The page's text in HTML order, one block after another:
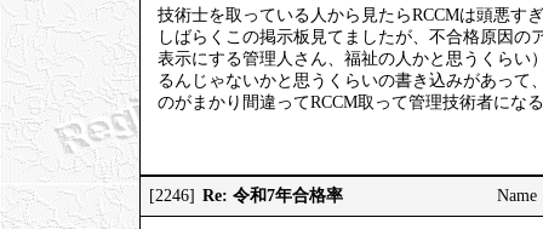
技術士を取っている人から見たらRCCMは頭悪す
しばらくこの掲示板見てましたが、不合格原因
表示にする管理人さん、福祉の人かと思うくら
るんじゃないかと思うくらいの書き込みがあっ
のがまかり間違ってRCCM取って管理技術者にな
[2246] Re: 令和7年合格率